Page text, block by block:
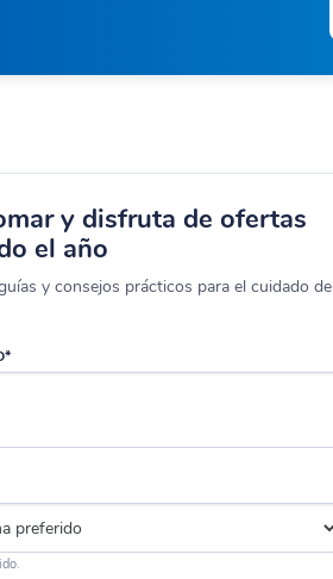
y disfruta de ofertas
el año
y consejos prácticos para el cuidado